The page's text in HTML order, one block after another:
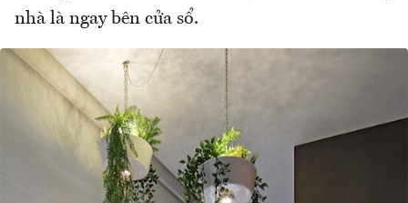
nhà là ngay bên cửa sổ.